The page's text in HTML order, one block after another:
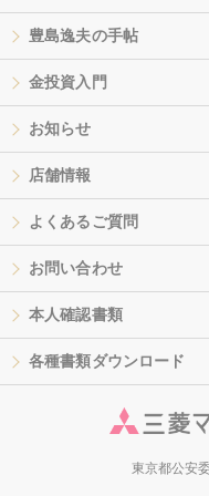
豊島逸夫の手帖
金投資入門
お知らせ
店舗情報
よくあるご質問
お問い合わせ
本人確認書類
各種書類ダウンロード
東京都公安